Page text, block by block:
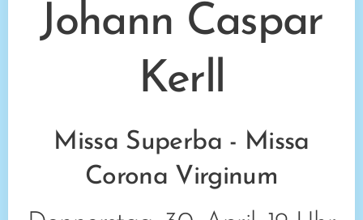
Johann Caspar
Kerll
Missa Superba - Missa
Corona Virginum